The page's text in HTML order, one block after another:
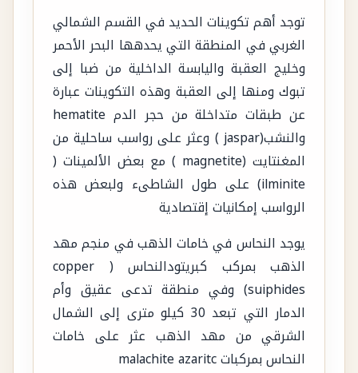
توجد أهم تكوينات الحديد في القسم الشمالي
الغربي في المنطقة التي يحدهها البحر الأحمر
وخليج العقبة واليابسة الداخلية من ضبا إلى
تبوك ومنها إلى العقبة وهذه التكوينات عبارة
عن طبقات متداخلة من حجر الدم hematite
والنشب(jaspar ) وعثر على رواسب ساحلية من
المغنتايت (magnetite ) مع بعض الألمينات (
ilminite) على طول الشاطىء ولبعض هذه
الرواسب إمكانيات إقتصادية
يوجد النحاس في خامات الذهب في منجم مهد
الذهب بمركب كبريتودالنحاس ( copper
suiphides) وفي منطقة تدعى عقيق وأم
الدمار التي تبعد 30 كيلو مترى إلى الشمال
الشرقي من مهد الذهب عثر على خامات
النحاس بمركبات malachite azaritc